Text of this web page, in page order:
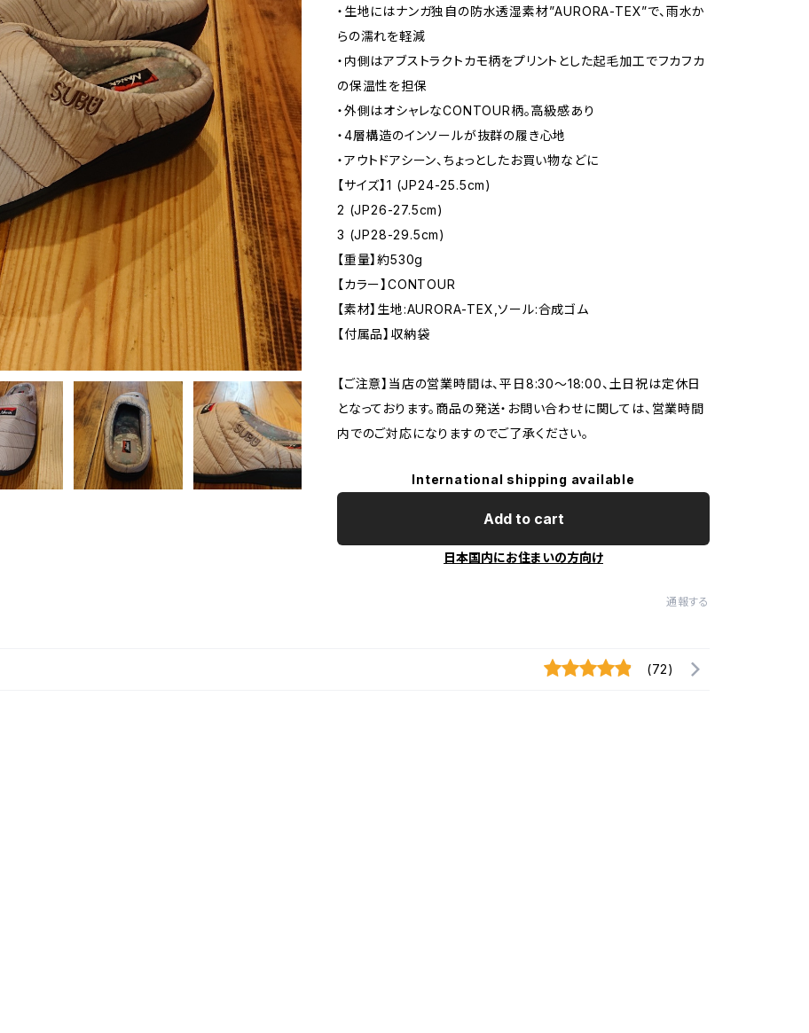
・生地にはナンガ独自の防水透湿素材”AURORA-TEX”で、雨水か
らの濡れを軽減
・内側はアブストラクトカモ柄をプリントとした起毛加工でフカフカ
の保温性を担保
・外側はオシャレなCONTOUR柄。高級感あり
・4層構造のインソールが抜群の履き心地
・アウトドアシーン、ちょっとしたお買い物などに
【サイズ】1 (JP24-25.5cm)
2 (JP26-27.5cm)
3 (JP28-29.5cm)
【重量】約530g
【カラー】CONTOUR
【素材】生地:AURORA-TEX,ソール:合成ゴム
【付属品】収納袋
【ご注意】当店の営業時間は、平日8:30～18:00、土日祝は定休日
となっております。商品の発送・お問い合わせに関しては、営業時間
内でのご対応になりますのでご了承ください。
International shipping available
Add to cart
日本国内にお住まいの方向け
通報する
(72)